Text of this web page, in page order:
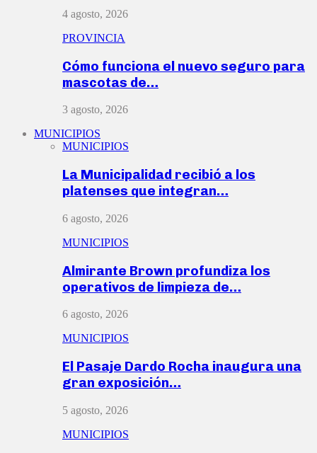
4 agosto, 2026
PROVINCIA
Cómo funciona el nuevo seguro para
mascotas de…
3 agosto, 2026
MUNICIPIOS
MUNICIPIOS
La Municipalidad recibió a los
platenses que integran…
6 agosto, 2026
MUNICIPIOS
Almirante Brown profundiza los
operativos de limpieza de…
6 agosto, 2026
MUNICIPIOS
El Pasaje Dardo Rocha inaugura una
gran exposición…
5 agosto, 2026
MUNICIPIOS